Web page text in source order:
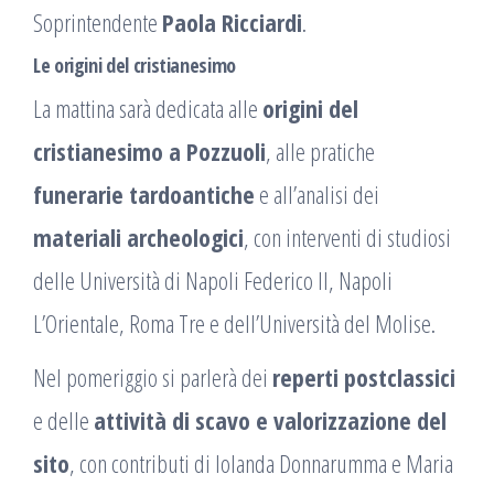
Soprintendente Paola Ricciardi.
Le origini del cristianesimo
La mattina sarà dedicata alle origini del
cristianesimo a Pozzuoli, alle pratiche
funerarie tardoantiche e all’analisi dei
materiali archeologici, con interventi di studiosi
delle Università di Napoli Federico II, Napoli
L’Orientale, Roma Tre e dell’Università del Molise.
Nel pomeriggio si parlerà dei reperti postclassici
e delle attività di scavo e valorizzazione del
sito, con contributi di Iolanda Donnarumma e Maria